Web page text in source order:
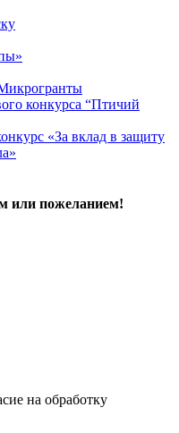
конкурса “Птичий
«За вклад в защиту
или пожеланием!
на обработку